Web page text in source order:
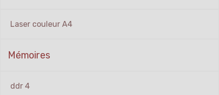
Laser couleur A4
Mémoires
ddr 4